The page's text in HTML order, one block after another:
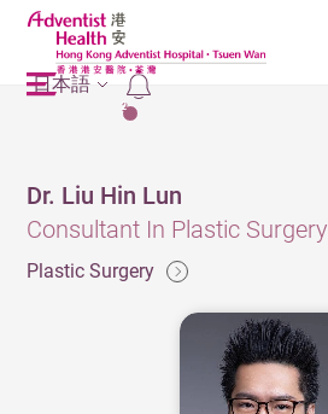
2
日本語
Dr. Liu Hin Lun
Consultant In Plastic Surgery
Plastic Surgery